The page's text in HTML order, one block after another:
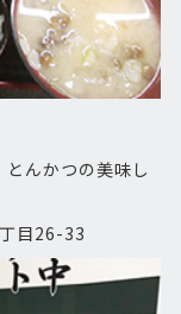
んかつの美味し
目26-33